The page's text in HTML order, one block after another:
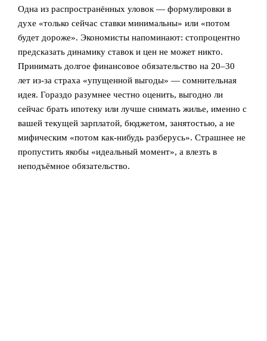
Одна из распространённых уловок — формулировки в
духе «только сейчас ставки минимальны» или «потом
будет дороже». Экономисты напоминают: стопроцентно
предсказать динамику ставок и цен не может никто.
Принимать долгое финансовое обязательство на 20–30
лет из‑за страха «упущенной выгоды» — сомнительная
идея. Гораздо разумнее честно оценить, выгодно ли
сейчас брать ипотеку или лучше снимать жилье, именно с
вашей текущей зарплатой, бюджетом, занятостью, а не
мифическим «потом как‑нибудь разберусь». Страшнее не
пропустить якобы «идеальный момент», а влезть в
неподъёмное обязательство.